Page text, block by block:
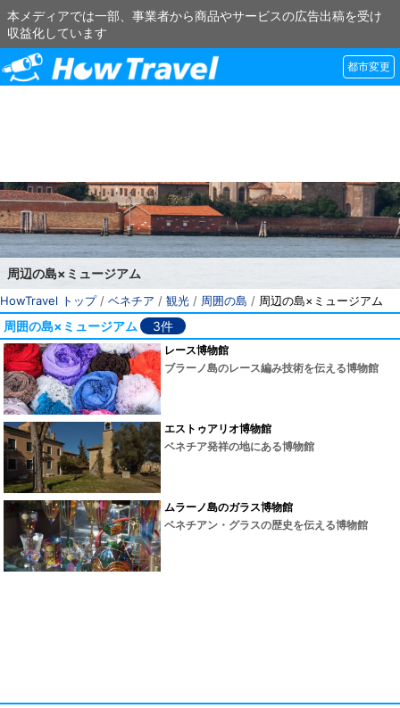
本メディアでは一部、事業者から商品やサービスの広告出稿を受け
収益化しています
都市変更
周辺の島×ミュージアム
HowTravel トップ/ ベネチア / 観光 / 周囲の島 / 周辺の島×ミュージアム
周囲の島×ミュージアム 3件
レース博物館
ブラーノ島のレース編み技術を伝える博物館
エストゥアリオ博物館
ベネチア発祥の地にある博物館
ムラーノ島のガラス博物館
ベネチアン・グラスの歴史を伝える博物館